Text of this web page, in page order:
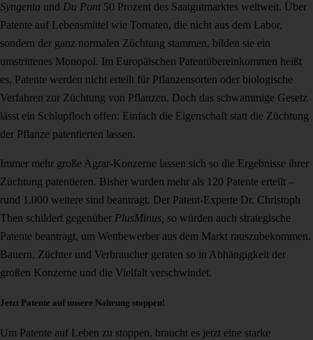
Syngenta und Du Pont50 Prozent des Saatgutmarktes weltweit. Über
Patente auf Lebensmittel wie Tomaten, die nicht aus dem Labor,
sondern der ganz normalen Züchtung stammen, bilden sie ein
umstrittenes Monopol. Im Europäischen Patentübereinkommen heißt
es, Patente werden nicht erteilt für Pflanzensorten oder biologische
Verfahren zur Züchtung von Pflanzen. Doch das schwammige Gesetz
lässt ein Schlupfloch offen: Einfach die Eigenschaft statt die Züchtung
der Pflanze patentierten lassen.
Immer mehr große Agrar-Konzerne lassen sich so die Ergebnisse ihrer
Züchtung patentieren. Bisher wurden mehr als 120 Patente erteilt –
rund 1.000 weitere sind beantragt. Der Patent-Experte Dr. Christoph
Then schildert gegenüber PlusMinus, so würden auch strategische
Patente beantragt, um Wettbewerber aus dem Markt rauszubekommen.
Bauern, Züchter und Verbraucher geraten so in Abhängigkeit der
großen Konzerne und die Vielfalt verschwindet.
Jetzt Patente auf unsere Nahrung stoppen!
Um Patente auf Leben zu stoppen, braucht es jetzt eine starke